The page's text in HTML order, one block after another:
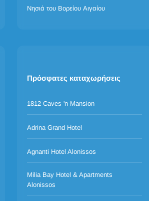
Νησιά του Βορείου Αιγαίου
Πρόσφατες καταχωρήσεις
1812 Caves 'n Mansion
Adrina Grand Hotel
Agnanti Hotel Alonissos
Milia Bay Hotel & Apartments
Alonissos